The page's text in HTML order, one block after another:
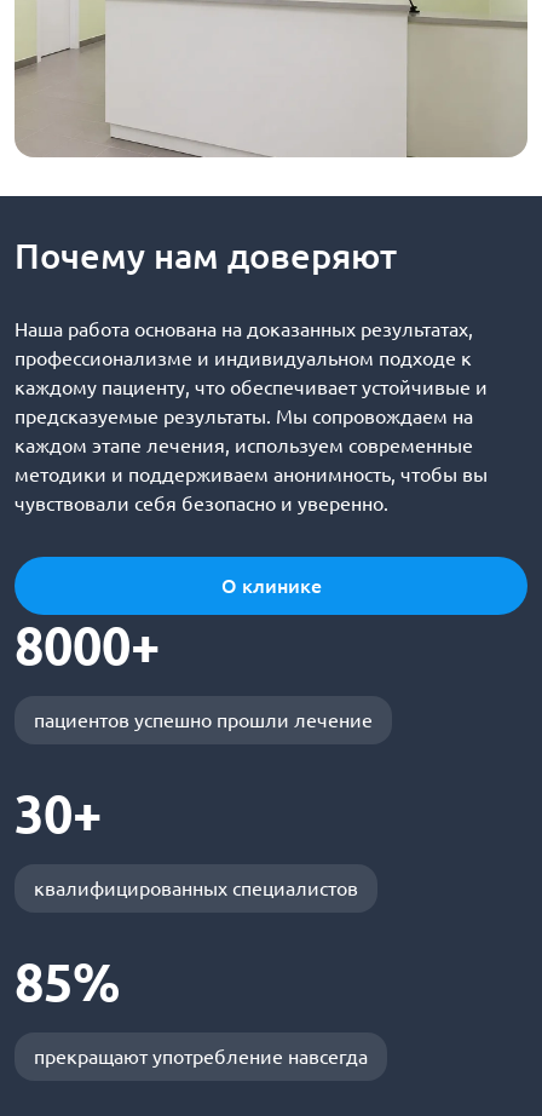
Почему нам доверяют
Наша работа основана на доказанных результатах,
профессионализме и индивидуальном подходе к
каждому пациенту, что обеспечивает устойчивые и
предсказуемые результаты. Мы сопровождаем на
каждом этапе лечения, используем современные
методики и поддерживаем анонимность, чтобы вы
чувствовали себя безопасно и уверенно.
О клинике
8000+
пациентов успешно прошли лечение
30+
квалифицированных специалистов
85%
прекращают употребление навсегда